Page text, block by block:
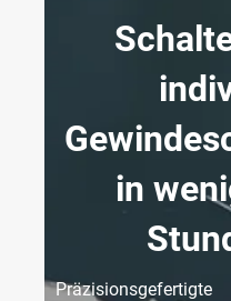
in
Präzisionsgefertigte